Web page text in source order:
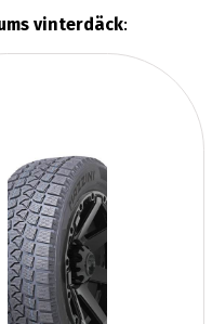
vinterdäck: